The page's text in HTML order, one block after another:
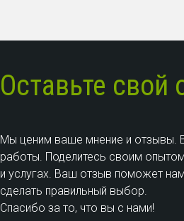
Оставьте свой
Мы ценим ваше мнение и отзывы.
работы. Поделитесь своим
и услугах. Ваш отзыв поможет
сделать правильный выбор.
Спасибо за то, что вы с нами!